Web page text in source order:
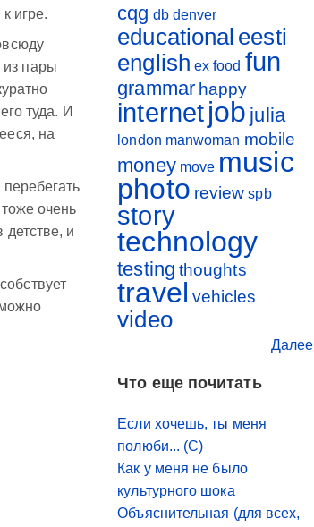
игре.
из пары
туда. И
на
очень
и
cqg db denver
educational eesti
english ex food fun
grammar happy
internetjob julia
london manwoman mobile
money move music
photo review spb
story
technology
testing thoughts
travel vehicles
video
Далее
Что еще почитать
Если хочешь, ты меня
полюби... (С)
Как у меня не было
культурного шока
Объяснительная (для всех,